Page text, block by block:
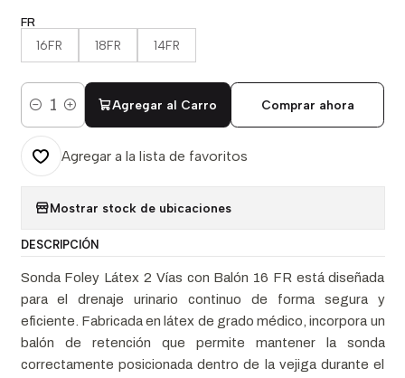
FR
16FR 18FR 14FR
Cantidad
Agregar al Carro Comprar ahora
Agregar a la lista de favoritos
Mostrar stock de ubicaciones
DESCRIPCIÓN
Sonda Foley Látex 2 Vías con Balón 16 FR está diseñada
para el drenaje urinario continuo de forma segura y
eficiente. Fabricada en látex de grado médico, incorpora un
balón de retención que permite mantener la sonda
correctamente posicionada dentro de la vejiga durante el